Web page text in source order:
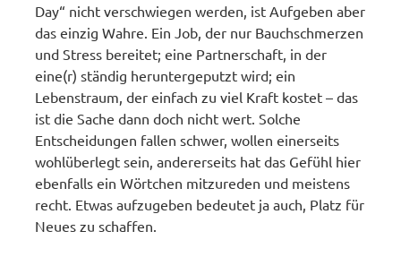
Day“ nicht verschwiegen werden, ist Aufgeben aber
das einzig Wahre. Ein Job, der nur Bauchschmerzen
und Stress bereitet; eine Partnerschaft, in der
eine(r) ständig heruntergeputzt wird; ein
Lebenstraum, der einfach zu viel Kraft kostet – das
ist die Sache dann doch nicht wert. Solche
Entscheidungen fallen schwer, wollen einerseits
wohlüberlegt sein, andererseits hat das Gefühl hier
ebenfalls ein Wörtchen mitzureden und meistens
recht. Etwas aufzugeben bedeutet ja auch, Platz für
Neues zu schaffen.